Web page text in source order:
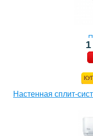
Настенная сплит-